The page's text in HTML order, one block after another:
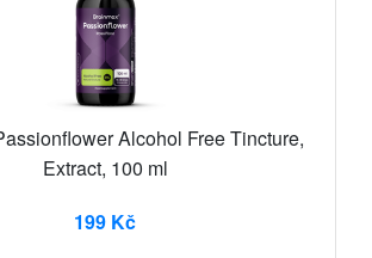
Alcohol Free Tincture,
Extract, 100 ml
199 Kč